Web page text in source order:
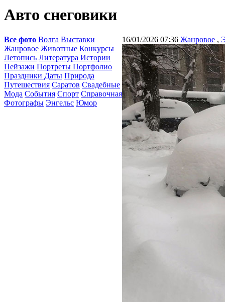
Авто снеговики
Все фото Волга Выставки
Жанровое Животные Конкурсы
Летопись Литература Истории
Пейзажи Портреты Портфолио
Праздники Даты Природа
Путешествия Саратов Свадебные
Мода События Спорт Справочная
Фотографы Энгельс Юмор
16/01/2026 07:36 Жанровое ,